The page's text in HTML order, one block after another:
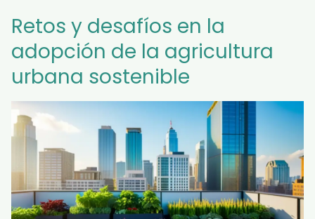
Retos y desafíos en la
adopción de la agricultura
urbana sostenible